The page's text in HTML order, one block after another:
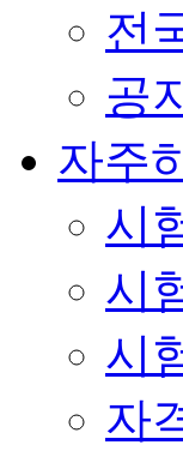
전
공
자주
시
시
시
자